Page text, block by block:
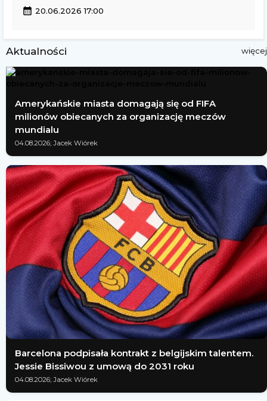
calendar_month 20.06.2026 17:00
Aktualności więcej
Amerykańskie miasta domagają się od FIFA
milionów obiecanych za organizację meczów
mundialu
04.08.2026; Jacek Wiórek
Barcelona podpisała kontrakt z belgijskim talentem.
Jessie Bissiwou z umową do 2031 roku
04.08.2026; Jacek Wiórek